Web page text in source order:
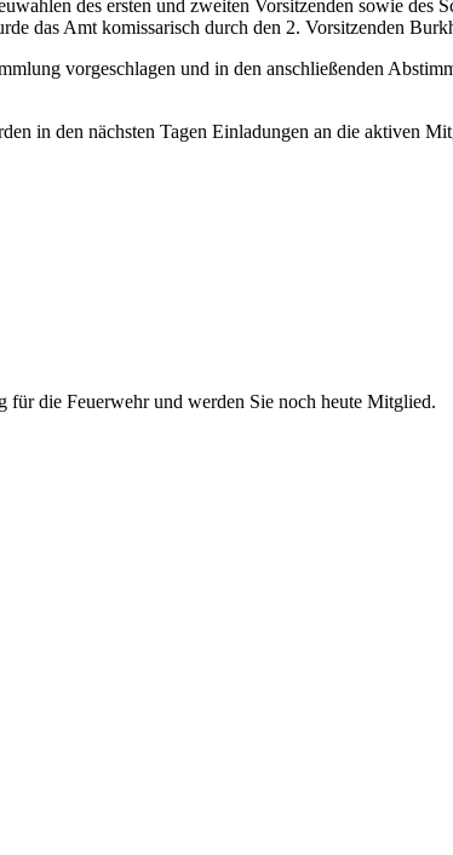
des ersten und zweiten Vorsitzenden sowie des
das Amt komissarisch durch den 2. Vorsitzenden
vorgeschlagen und in den anschließenden
in den nächsten Tagen Einladungen an die aktiven
die Feuerwehr und werden Sie noch heute Mitglied.